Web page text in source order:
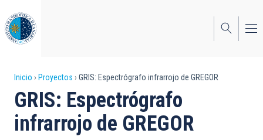
al
contenido
principal
Sobrescribir
enlaces
de
Inicio Proyectos GRIS: Espectrógrafo infrarrojo de GREGOR
GRIS: Espectrógrafo
infrarrojo de GREGOR